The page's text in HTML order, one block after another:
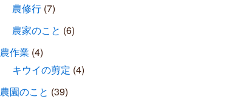
農修行 (7)
農家のこと (6)
農作業 (4)
キウイの剪定 (4)
農園のこと (39)